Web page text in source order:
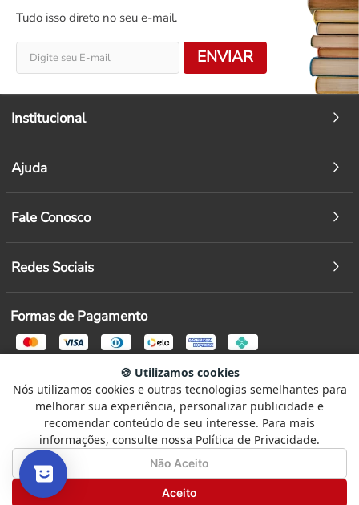
Tudo isso direto no seu e-mail.
ENVIAR
Institucional
Ajuda
Fale Conosco
Redes Sociais
Formas de Pagamento
© Copyright 2026 - Todos os direitos reservados a Paulo Escariz LTDA
CNPJ 16.470.999/0001-72
🍪 Utilizamos cookies
Nós utilizamos cookies e outras tecnologias semelhantes para
melhorar sua experiência, personalizar publicidade e
recomendar conteúdo de seu interesse. Para mais
informações, consulte nossa Política de Privacidade.
Não Aceito
Aceito
Como está sendo sua experiência?
Selecione
uma
opção
a
5
Não Satisfeito
Seguinte